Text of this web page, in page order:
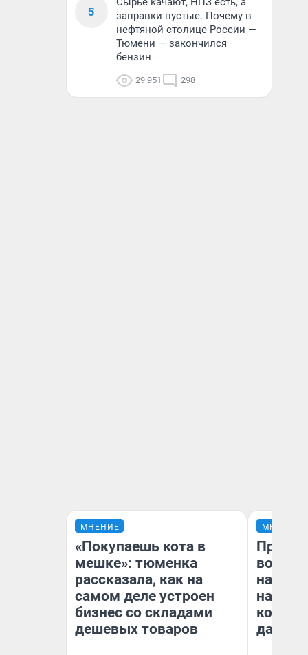
5
заправки пустые. Почему в
нефтяной столице России —
Тюмени — закончился
бензин
29 951 298
МНЕНИЕ
«Покупаешь кота в
мешке»: тюменка
рассказала, как на
самом деле устроен
бизнес со складами
дешевых товаров
МНЕНИЕ
нам
даже